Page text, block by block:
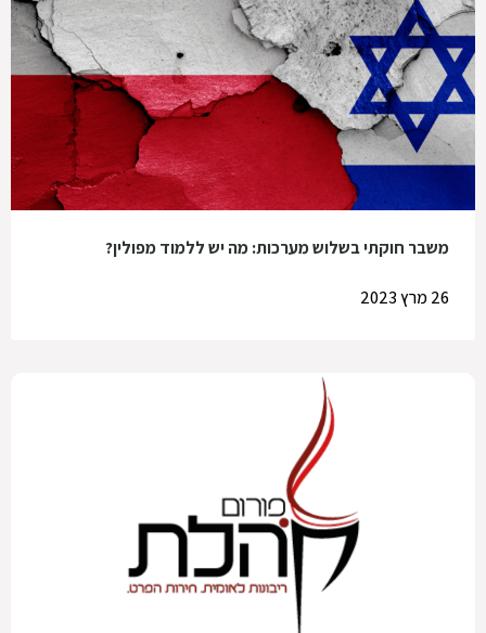
משבר חוקתי בשלוש מערכות: מה יש ללמוד מפולין?
26 מרץ 2023